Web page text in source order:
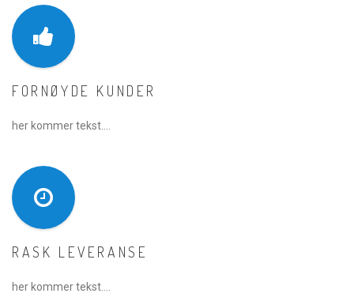
FORNØYDE KUNDER
her kommer tekst….
RASK LEVERANSE
her kommer tekst….